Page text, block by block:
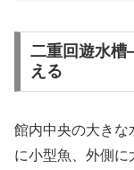
二重回遊水
える
館内中央の大きな
に小型魚、外側に